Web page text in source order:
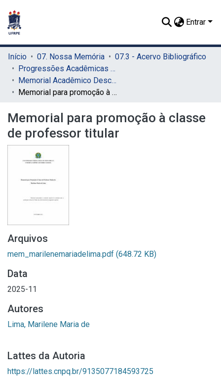
Entrar
Início 07. Nossa Memória
07.3 - Acervo Bibliográfico
Progressões Acadêmicas para Professor Titular
Memorial Acadêmico Descritivo
Memorial para promoção à classe de professor titular
Memorial para promoção à classe
de professor titular
Arquivos
mem_marilenemariadelima.pdf (648.72 KB)
Data
2025-11
Autores
Lima, Marilene Maria de
Lattes da Autoria
https://lattes.cnpq.br/9135077184593725